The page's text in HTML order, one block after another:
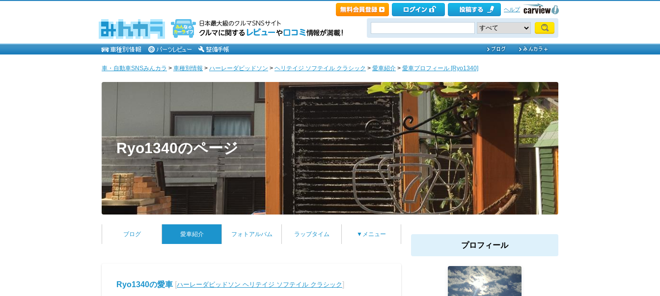
ヘルプ
車・自動車SNSみんカラ > 車種別情報 > ハーレーダビッドソン > ヘリテイジ ソフテイル クラシック > 愛車紹介 > 愛車プロフィール [Ryo1340]
Ryo1340のページ
ブログ 愛車紹介 フォトアルバム ラップタイム ▼メニュー
Ryo1340の愛車 [ハーレーダビッドソン ヘリテイジ ソフテイル クラシック]
プロフィール